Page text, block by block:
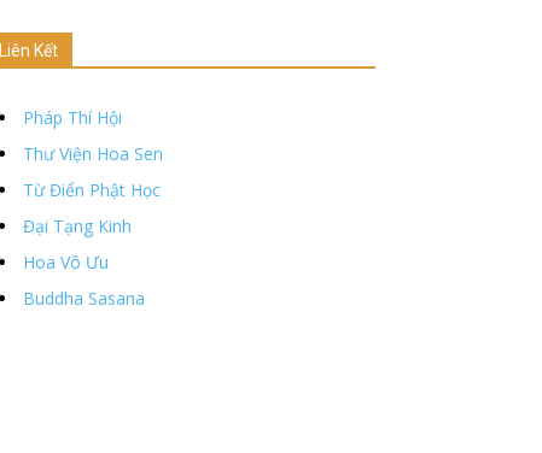
Liên Kết
Pháp Thí Hội
Thư Viện Hoa Sen
Từ Điển Phật Học
Đại Tạng Kinh
Hoa Vô Ưu
Buddha Sasana